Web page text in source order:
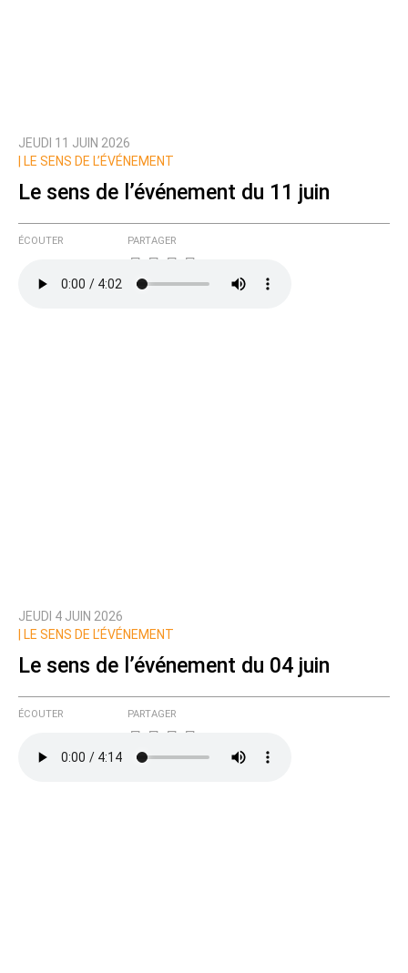
JEUDI 11 JUIN 2026
LE SENS DE L’ÉVÉNEMENT
Le sens de l’événement du 11 juin
ÉCOUTER PARTAGER
JEUDI 4 JUIN 2026
LE SENS DE L’ÉVÉNEMENT
Le sens de l’événement du 04 juin
ÉCOUTER PARTAGER